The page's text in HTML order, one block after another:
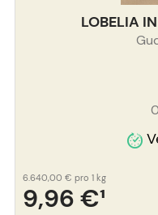
LOBELIA
9,96 €¹
6.640,00 € pro 1 kg